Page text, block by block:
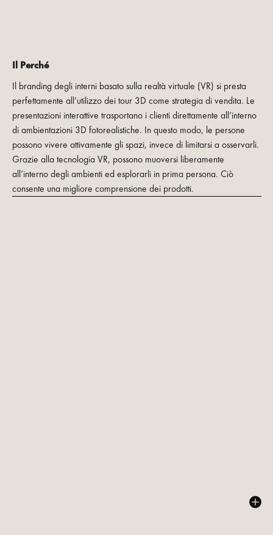
Il Perché
Il branding degli interni basato sulla realtà virtuale (VR) si presta
perfettamente all’utilizzo dei tour 3D come strategia di vendita. Le
presentazioni interattive trasportano i clienti direttamente all’interno
di ambientazioni 3D fotorealistiche. In questo modo, le persone
possono vivere attivamente gli spazi, invece di limitarsi a osservarli.
Grazie alla tecnologia VR, possono muoversi liberamente
all’interno degli ambienti ed esplorarli in prima persona. Ciò
consente una migliore comprensione dei prodotti.